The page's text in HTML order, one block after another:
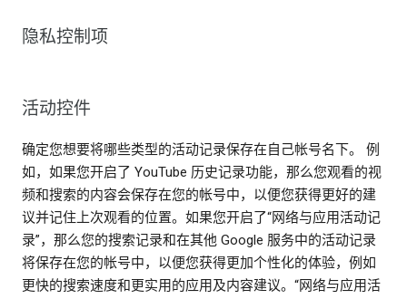
隐私控制项
活动控件
确定您想要将哪些类型的活动记录保存在自己帐号名下。 例
如，如果您开启了 YouTube 历史记录功能，那么您观看的视
频和搜索的内容会保存在您的帐号中，以便您获得更好的建
议并记住上次观看的位置。如果您开启了“网络与应用活动记
录”，那么您的搜索记录和在其他 Google 服务中的活动记录
将保存在您的帐号中，以便您获得更加个性化的体验，例如
更快的搜索速度和更实用的应用及内容建议。“网络与应用活